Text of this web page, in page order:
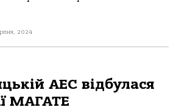
2024
АЕС відбулася
МАГАТЕ